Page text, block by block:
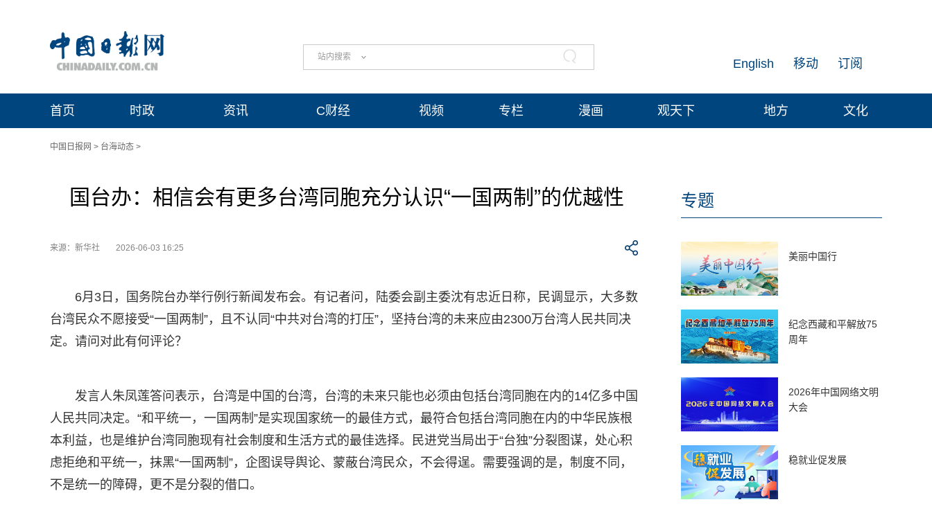
站内搜索 订阅
移动
English
首页 时政 资讯 C财经 视频 专栏 漫画 观天下 地方 文化
中国日报网 > 台海动态 >
国台办：相信会有更多台湾同胞充分认识“一国两制”的优越性
来源：新华社 2026-06-03 16:25
6月3日，国务院台办举行例行新闻发布会。有记者问，陆委会副主委沈有忠近日称，民调显示，大多数
台湾民众不愿接受“一国两制”，且不认同“中共对台湾的打压”，坚持台湾的未来应由2300万台湾人民共同决
定。请问对此有何评论？
发言人朱凤莲答问表示，台湾是中国的台湾，台湾的未来只能也必须由包括台湾同胞在内的14亿多中国
人民共同决定。“和平统一，一国两制”是实现国家统一的最佳方式，最符合包括台湾同胞在内的中华民族根
本利益，也是维护台湾同胞现有社会制度和生活方式的最佳选择。民进党当局出于“台独”分裂图谋，处心积
虑拒绝和平统一，抹黑“一国两制”，企图误导舆论、蒙蔽台湾民众，不会得逞。需要强调的是，制度不同，
不是统一的障碍，更不是分裂的借口。
专题
美丽中国行
纪念西藏和平解放75
周年
2026年中国网络文明
大会
稳就业促发展